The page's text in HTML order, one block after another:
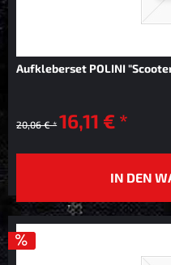
Aufkleberset POLINI
20,06 € * 16,11 € *
IN DEN